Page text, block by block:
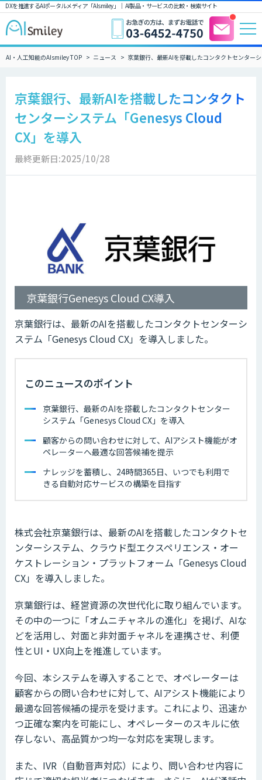
DXを推進するAIポータルメディア「AIsmiley」｜ AI製品・サービスの比較・検索サイト
AI・人工知能のAIsmiley TOP ニュース 京葉銀行、最新AIを搭載したコンタクトセンター
京葉銀行、最新AIを搭載したコンタクト
センターシステム「Genesys Cloud
CX」を導入
最終更新日:2025/10/28
京葉銀行Genesys Cloud CX導入
京葉銀行は、最新のAIを搭載したコンタクトセンターシ
ステム「Genesys Cloud CX」を導入しました。
このニュースのポイント
京葉銀行、最新のAIを搭載したコンタクトセンター
システム「Genesys Cloud CX」を導入
顧客からの問い合わせに対して、AIアシスト機能がオ
ペレーターへ最適な回答候補を提示
ナレッジを蓄積し、24時間365日、いつでも利用で
きる自動対応サービスの構築を目指す
株式会社京葉銀行は、最新のAIを搭載したコンタクトセ
ンターシステム、クラウド型エクスペリエンス・オー
ケストレーション・プラットフォーム「Genesys Cloud
CX」を導入しました。
京葉銀行は、経営資源の次世代化に取り組んでいます。
その中の一つに「オムニチャネルの進化」を掲げ、AIな
どを活用し、対面と非対面チャネルを連携させ、利便
性とUI・UX向上を推進しています。
今回、本システムを導入することで、オペレーターは
顧客からの問い合わせに対して、AIアシスト機能により
最適な回答候補の提示を受けます。これにより、迅速か
つ正確な案内を可能にし、オペレーターのスキルに依
存しない、高品質かつ均一な対応を実現します。
また、IVR（自動音声対応）により、問い合わせ内容に